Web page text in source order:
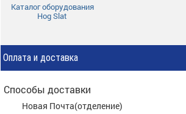
Каталог оборудования
Hog Slat
Оплата и доставка
Способы доставки
Новая Почта(отделение)